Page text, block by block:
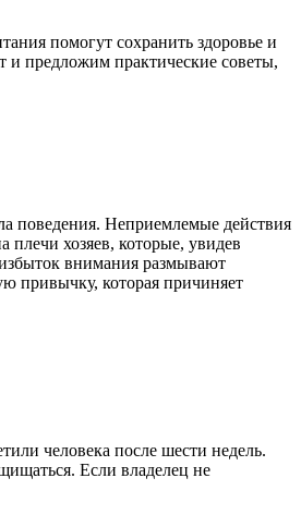
помогут сохранить здоровье и
и предложим практические советы,
поведения. Неприемлемые действия
хозяев, которые, увидев
внимания размывают
привычку, которая причиняет
человека после шести недель.
Если владелец не